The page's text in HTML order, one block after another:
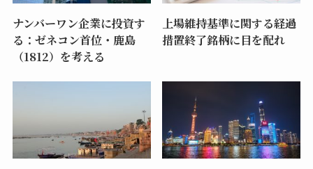
ナンバーワン企業に投資す
る：ゼネコン首位・鹿島
（1812）を考える
上場維持基準に関する経過
措置終了銘柄に目を配れ